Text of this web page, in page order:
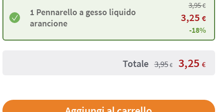
1 Pennarello a gesso liquido
arancione
3,95€
3,25 €
-18%
Totale 3,95 € 3,25 €